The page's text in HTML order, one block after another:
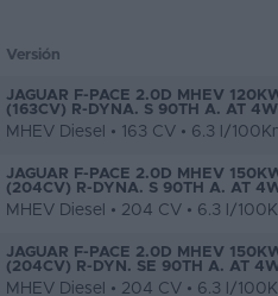
Versión
JAGUAR F-PACE 2.0D MHEV
(163CV) R-DYNA. S 90TH A. AT
MHEV Diesel • 163 CV • 6.3 l/
JAGUAR F-PACE 2.0D MHEV
(204CV) R-DYNA. S 90TH A. AT
MHEV Diesel • 204 CV • 6.3 l/
JAGUAR F-PACE 2.0D MHEV
(204CV) R-DYN. SE 90TH A. AT
MHEV Diesel • 204 CV • 6.3 l/